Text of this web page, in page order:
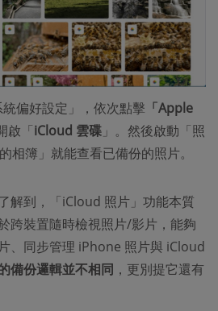
統偏好設定」，依次點擊 「Apple
啟「iCloud 雲碟 」。然後啟動「照
相簿」就能查看已備份的照片。
解到，「iCloud 照片」功能本質
跨裝置隨時檢視照片/影片，能夠
、同步管理 iPhone 照片與 iCloud
備份邏輯並不相同 ，更別提它還有